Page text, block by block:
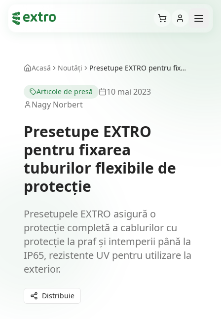
Cart
Acasă Noutăți Presetupe EXTRO pentru fixarea tuburilor flexibile de protecție
Articole de presă
10 mai 2023
Nagy Norbert
Presetupe EXTRO
pentru fixarea
tuburilor flexibile de
protecție
Presetupele EXTRO asigură o
protecție completă a cablurilor cu
protecție la praf și intemperii până la
IP65, rezistente UV pentru utilizare la
exterior.
Distribuie